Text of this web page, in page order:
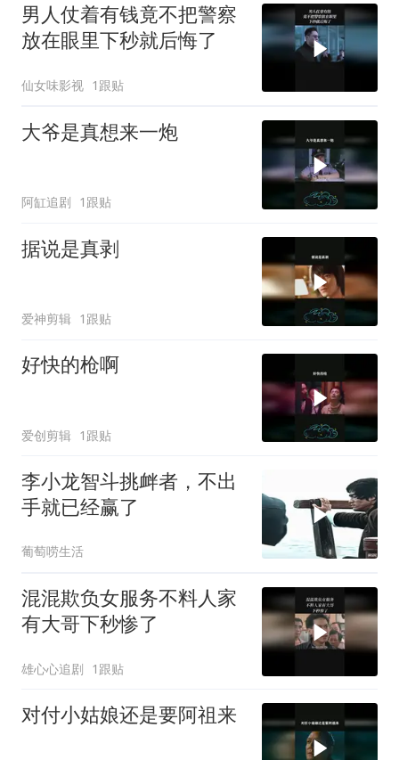
男人仗着有钱竟不把警察
放在眼里下秒就后悔了
仙女味影视 1跟贴
大爷是真想来一炮
阿缸追剧 1跟贴
据说是真剥
爱神剪辑 1跟贴
好快的枪啊
爱创剪辑 1跟贴
李小龙智斗挑衅者，不出
手就已经赢了
葡萄唠生活
混混欺负女服务不料人家
有大哥下秒惨了
雄心心追剧 1跟贴
对付小姑娘还是要阿祖来